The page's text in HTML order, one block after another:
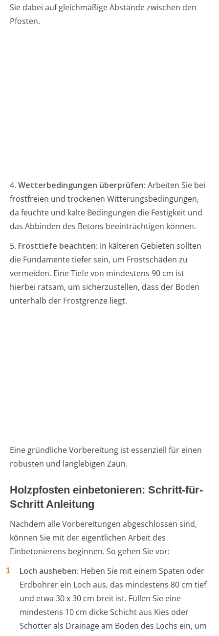
Sie dabei auf gleichmäßige Abstände zwischen den
Pfosten.
4. Wetterbedingungen überprüfen: Arbeiten Sie bei
frostfreien und trockenen Witterungsbedingungen,
da feuchte und kalte Bedingungen die Festigkeit und
das Abbinden des Betons beeinträchtigen können.
5. Frosttiefe beachten: In kälteren Gebieten sollten
die Fundamente tiefer sein, um Frostschäden zu
vermeiden. Eine Tiefe von mindestens 90 cm ist
hierbei ratsam, um sicherzustellen, dass der Boden
unterhalb der Frostgrenze liegt.
Eine gründliche Vorbereitung ist essenziell für einen
robusten und langlebigen Zaun.
Holzpfosten einbetonieren: Schritt-für-
Schritt Anleitung
Nachdem alle Vorbereitungen abgeschlossen sind,
können Sie mit der eigentlichen Arbeit des
Einbetonierens beginnen. So gehen Sie vor:
Loch ausheben: Heben Sie mit einem Spaten oder
Erdbohrer ein Loch aus, das mindestens 80 cm tief
und etwa 30 x 30 cm breit ist. Füllen Sie eine
mindestens 10 cm dicke Schicht aus Kies oder
Schotter als Drainage am Boden des Lochs ein, um